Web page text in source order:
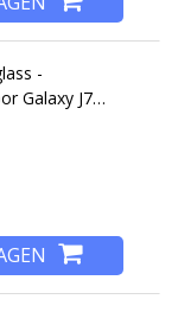
-
Galaxy J7